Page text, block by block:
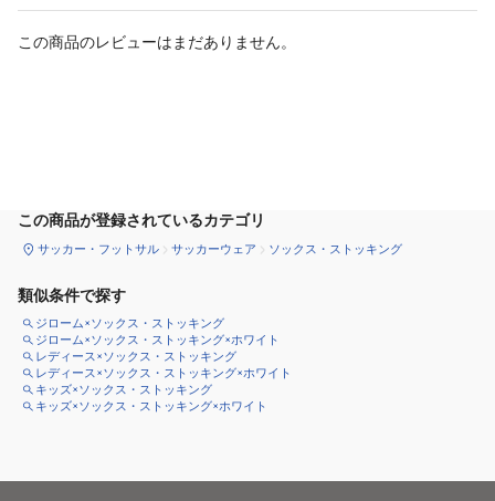
この商品のレビューはまだありません。
この商品が登録されているカテゴリ
サッカー・フットサル サッカーウェア ソックス・ストッキング
類似条件で探す
ジローム×ソックス・ストッキング
ジローム×ソックス・ストッキング×ホワイト
レディース×ソックス・ストッキング
レディース×ソックス・ストッキング×ホワイト
キッズ×ソックス・ストッキング
キッズ×ソックス・ストッキング×ホワイト